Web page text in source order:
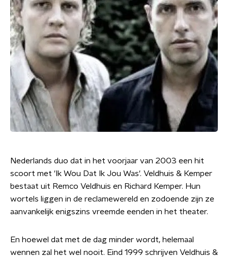
Nederlands duo dat in het voorjaar van 2003 een hit
scoort met 'Ik Wou Dat Ik Jou Was'. Veldhuis & Kemper
bestaat uit Remco Veldhuis en Richard Kemper. Hun
wortels liggen in de reclamewereld en zodoende zijn ze
aanvankelijk enigszins vreemde eenden in het theater.
En hoewel dat met de dag minder wordt, helemaal
wennen zal het wel nooit. Eind 1999 schrijven Veldhuis &